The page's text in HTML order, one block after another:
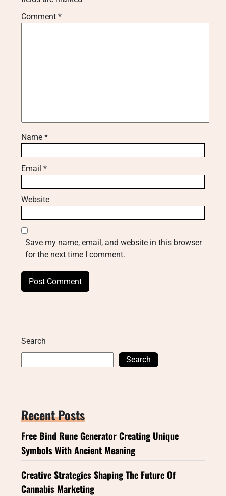
Comment *
Name *
Email *
Website
Save my name, email, and website in this browser
for the next time I comment.
Search
Search
Recent Posts
Free Bind Rune Generator Creating Unique
Symbols With Ancient Meaning
Creative Strategies Shaping The Future Of
Cannabis Marketing